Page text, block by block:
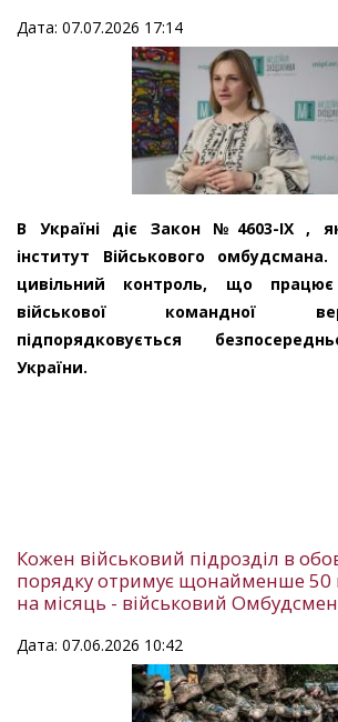
Дата: 07.07.2026 17:14
В Україні діє Закон №4603-ІХ ,
інститут Військового
цивільний контроль, що
військової командної
підпорядковується
України.
Кожен військовий підрозділ в
порядку отримує щонайменше 50
на місяць - військовий Омбудсмен
Дата: 07.06.2026 10:42